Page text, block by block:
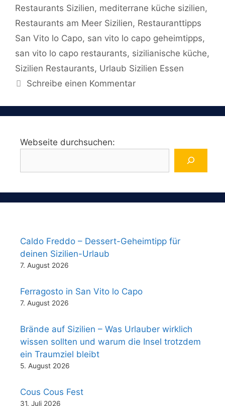
Restaurants Sizilien, mediterrane küche sizilien,
Restaurants am Meer Sizilien, Restauranttipps
San Vito lo Capo, san vito lo capo geheimtipps,
san vito lo capo restaurants, sizilianische küche,
Sizilien Restaurants, Urlaub Sizilien Essen
Schreibe einen Kommentar
Webseite durchsuchen:
Caldo Freddo – Dessert-Geheimtipp für
deinen Sizilien-Urlaub
7. August 2026
Ferragosto in San Vito lo Capo
7. August 2026
Brände auf Sizilien – Was Urlauber wirklich
wissen sollten und warum die Insel trotzdem
ein Traumziel bleibt
5. August 2026
Cous Cous Fest
31. Juli 2026